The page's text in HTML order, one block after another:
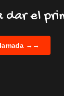
dar el
→ →